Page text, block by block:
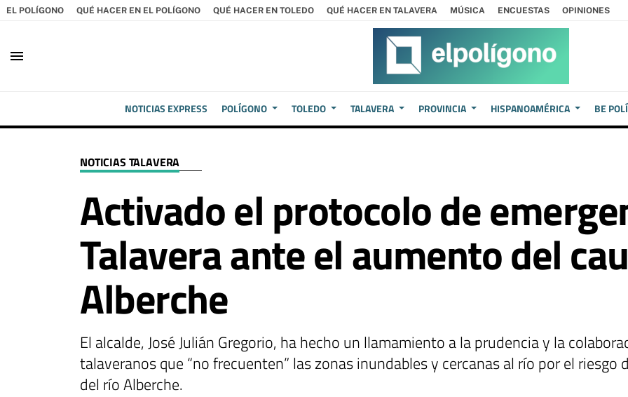
EL POLÍGONO QUÉ HACER EN EL POLÍGONO QUÉ HACER EN TOLEDO QUÉ HACER EN TALAVERA MÚSICA ENCUESTAS OPINIONES
menu
NOTICIAS EXPRESS POLÍGONO TOLEDO TALAVERA PROVINCIA HISPANOAMÉRICA BE
NOTICIAS TALAVERA
Activado el protocolo de
Talavera ante el aumento del
Alberche
El alcalde, José Julián Gregorio, ha hecho un llamamiento a la prudencia y la
talaveranos que “no frecuenten” las zonas inundables y cercanas al río por el
del río Alberche.